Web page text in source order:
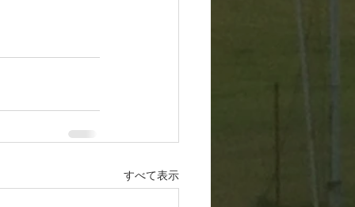
すべて表示